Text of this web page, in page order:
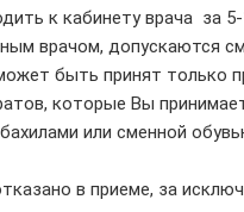
к кабинету врача за
врачом, допускаются
быть принят только
которые Вы
или сменной
в приеме, за